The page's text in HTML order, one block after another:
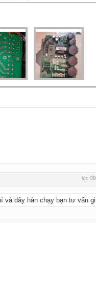
lúc
và dây hàn chạy bạn tư vấn